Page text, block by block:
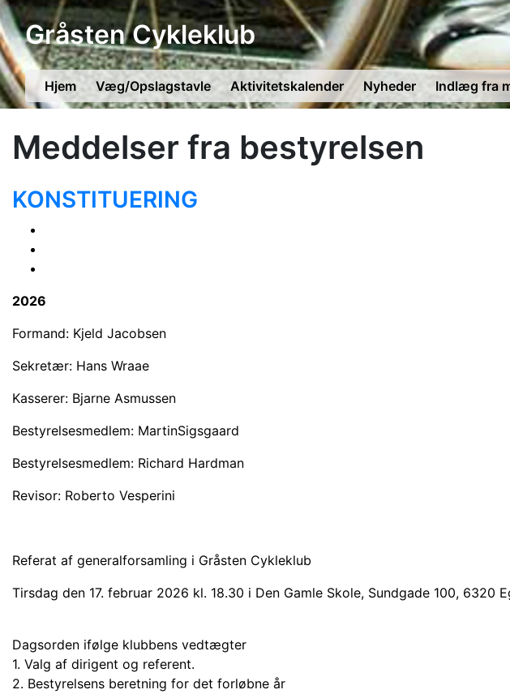
Gråsten Cykleklub
Hjem Væg/Opslagstavle Aktivitetskalender Nyheder Indlæg fra
Meddelser fra bestyrelsen
KONSTITUERING
2026
Formand: Kjeld Jacobsen
Sekretær: Hans Wraae
Kasserer: Bjarne Asmussen
Bestyrelsesmedlem: MartinSigsgaard
Bestyrelsesmedlem: Richard Hardman
Revisor: Roberto Vesperini
Referat af generalforsamling i Gråsten Cykleklub
Tirsdag den 17. februar 2026 kl. 18.30 i Den Gamle Skole, Sundgade 100, 6320
Dagsorden ifølge klubbens vedtægter
1. Valg af dirigent og referent.
2. Bestyrelsens beretning for det forløbne år